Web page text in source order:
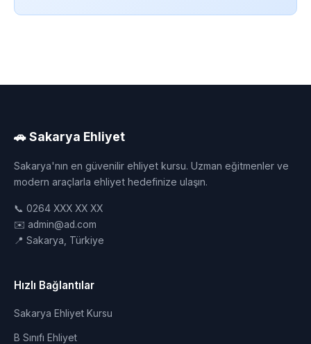
🚗 Sakarya Ehliyet
Sakarya'nın en güvenilir ehliyet kursu. Uzman eğitmenler ve
modern araçlarla ehliyet hedefinize ulaşın.
📞 0264 XXX XX XX
✉️ admin@ad.com
📍 Sakarya, Türkiye
Hızlı Bağlantılar
Sakarya Ehliyet Kursu
B Sınıfı Ehliyet